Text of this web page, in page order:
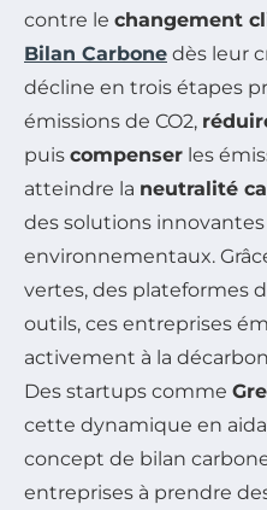
contre le changement
Bilan Carbone dès leur
décline en trois étapes
émissions de CO2,
puis compenser les
atteindre la neutralité
des solutions
environnementaux.
vertes, des plateformes
outils, ces entreprises
activement à la
Des startups comme
cette dynamique en
concept de bilan
entreprises à prendre